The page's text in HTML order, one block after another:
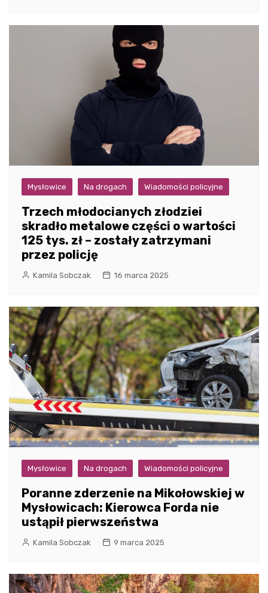
Mysłowice Na drogach Wiadomości policyjne
Trzech młodocianych złodziei
skradło metalowe części o wartości
125 tys. zł – zostały zatrzymani
przez policję
Kamila Sobczak 16 marca 2025
Mysłowice Na drogach Wiadomości policyjne
Poranne zderzenie na Mikołowskiej w
Mysłowicach: Kierowca Forda nie
ustąpił pierwszeństwa
Kamila Sobczak 9 marca 2025